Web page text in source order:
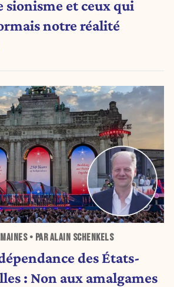
sionisme et ceux qui
notre réalité
• PAR ALAIN SCHENKELS
des États-
: Non aux amalgames